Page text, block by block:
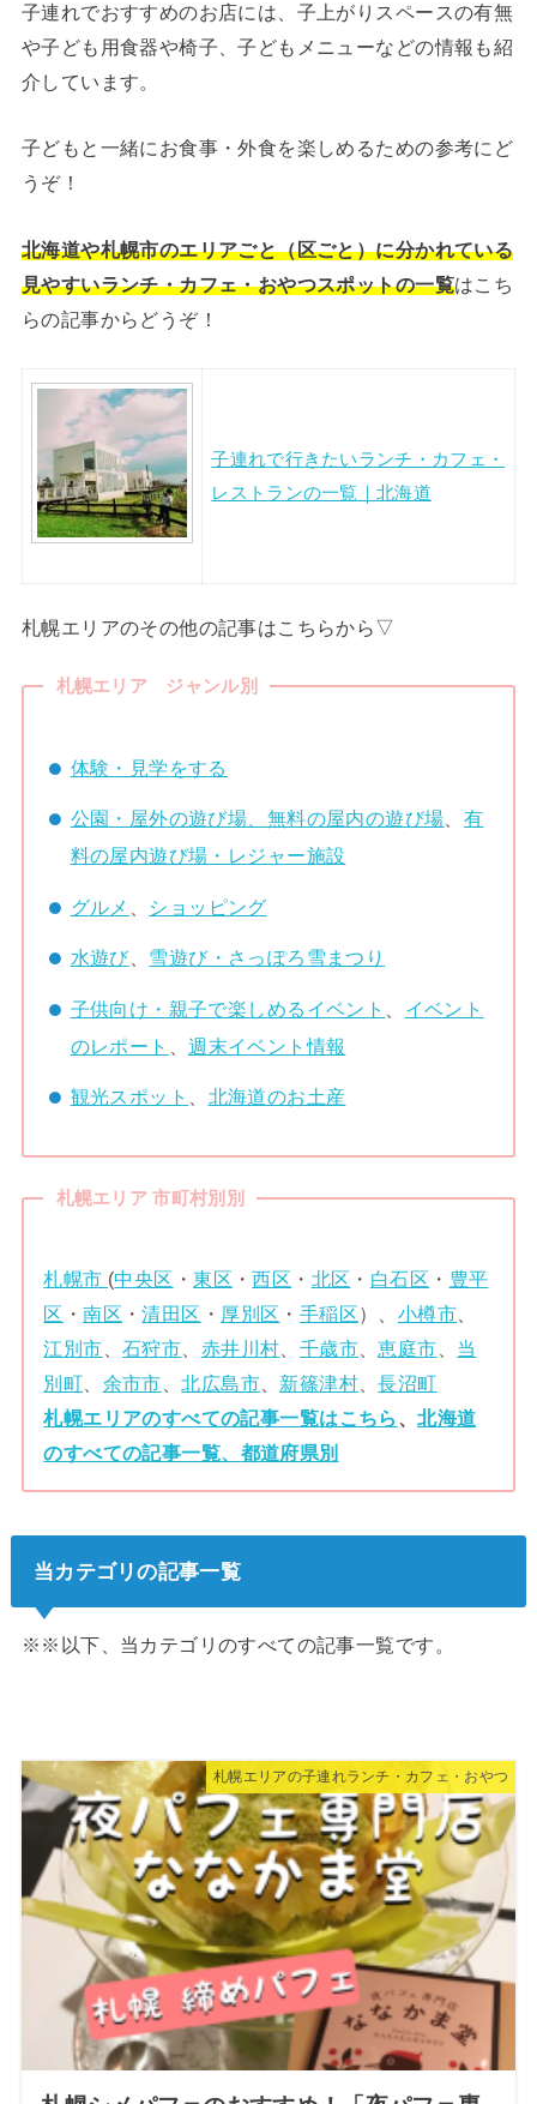
子連れでおすすめのお店には、子上がりスペースの有無
や子ども用食器や椅子、子どもメニューなどの情報も紹
介しています。
子どもと一緒にお食事・外食を楽しめるための参考にど
うぞ！
北海道や札幌市のエリアごと（区ごと）に分かれている
見やすいランチ・カフェ・おやつスポットの一覧はこち
らの記事からどうぞ！
子連れで行きたいランチ・カフェ・
レストランの一覧｜北海道
札幌エリアのその他の記事はこちらから▽
札幌エリア ジャンル別
体験・見学をする
公園・屋外の遊び場、 無料の屋内の遊び場
有
料の屋内遊び場・レジャー施設
グルメ ショッピング
水遊び、 雪遊び・さっぽろ雪まつり
子供向け・親子で楽しめるイベント
イベント
のレポート
、週末イベント情報
観光スポット 北海道のお土産
札幌エリア 市町村別別
札幌市 (中央区 ・東区 ・西区 ・ 北区 ・ 白石区 ・ 豊平
区 ・南区 ・清田区 ・ 厚別区 ・ 手稲区）、 小樽市
江別市 、石狩市 赤井川村 千歳市 、恵庭市
当
別町
余市市 、北広島市、 新篠津村 、長沼町
札幌エリアのすべての記事一覧はこちら 、北海道
のすべての記事一覧、 都道府県別
当カテゴリの記事一覧
※※以下、当カテゴリのすべての記事一覧です。
札幌エリアの子連れランチ・カフェ・おやつ